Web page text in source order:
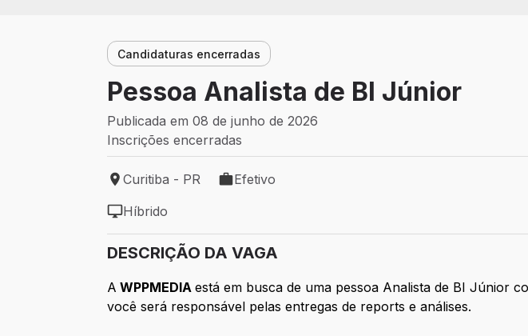
Candidaturas encerradas
Pessoa Analista de BI Júnior
Publicada em 08 de junho de 2026
Inscrições encerradas
Local de trabalho: Curitiba - PR
Curitiba - PR
Tipo de vaga: Efetivo
Efetivo
Modelo de trabalho: Híbrido
Híbrido
DESCRIÇÃO DA VAGA
A WPPMEDIAestá em busca de uma pessoa Analista de BI Júnior
você será responsável pelas entregas de reports e análises.